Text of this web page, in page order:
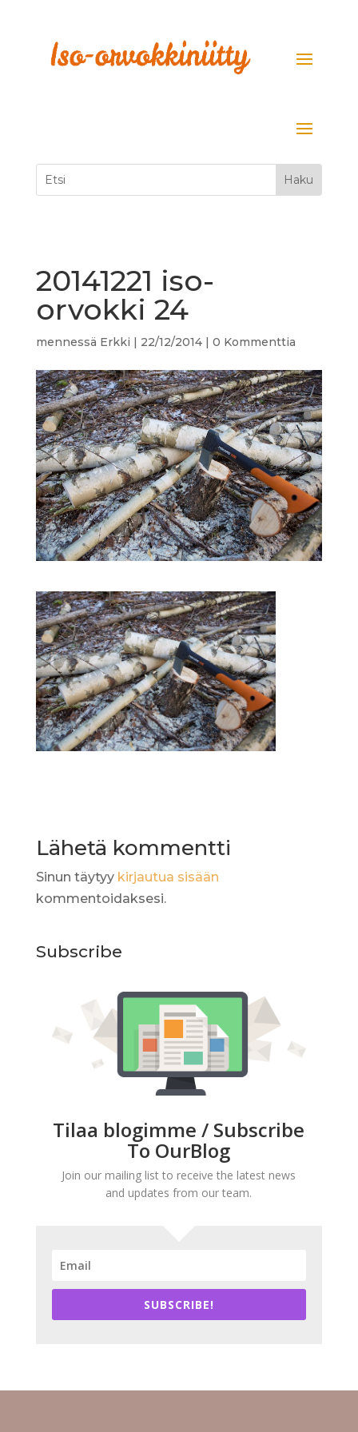
20141221 iso-
orvokki 24
mennessä Erkki | 22/12/2014| 0 Kommenttia
Lähetä kommentti
Sinun täytyy kirjautua sisään
kommentoidaksesi.
Subscribe
Tilaa blogimme / Subscribe
To OurBlog
Join our mailing list to receive the latest news
and updates from our team.
SUBSCRIBE!